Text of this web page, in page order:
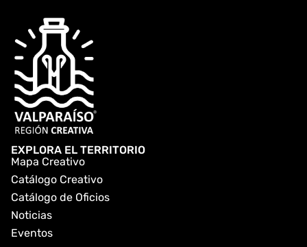
EXPLORA EL TERRITORIO
Mapa Creativo
Catálogo Creativo
Catálogo de Oficios
Noticias
Eventos